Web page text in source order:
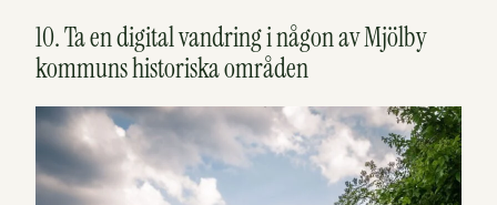
10. Ta en digital vandring i någon av Mjölby
kommuns historiska områden